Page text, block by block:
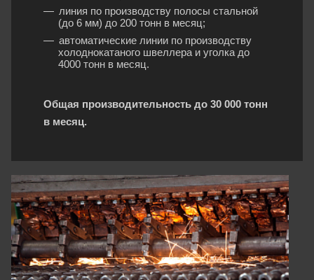
линия по производству полосы стальной
(до 6 мм) до 200 тонн в месяц;
автоматические линии по производству
холоднокатаного швеллера и уголка до
4000 тонн в месяц.
Общая производительность до 30 000 тонн
в месяц.